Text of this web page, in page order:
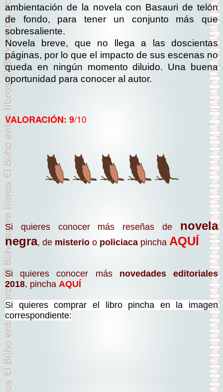
ambientación de la novela con Basauri de telón
de fondo, para tener un conjunto más que
sobresaliente.
Novela breve, que no llega a las doscientas
páginas, por lo que el impacto de sus escenas no
queda en ningún momento diluido. Una buena
oportunidad para conocer al autor.
VALORACIÓN: 9/10
Si quieres conocer más reseñas de novela
negra, de misterio o policiaca pincha AQUÍ
Si quieres conocer más novedades editoriales
2018, pincha AQUÍ
Si quieres comprar el libro pincha en la imagen
correspondiente: